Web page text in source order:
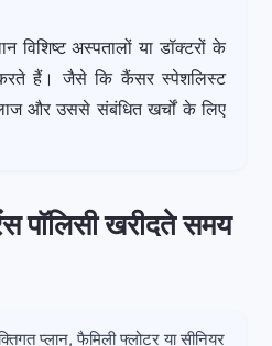
विशिष्ट अस्पतालों या डॉक्टरों के
हैं। जैसे कि कैंसर स्पेशलिस्ट
और उससे संबंधित खर्चों के लिए
पॉलिसी खरीदते समय
प्लान, फैमिली फ्लोटर या सीनियर